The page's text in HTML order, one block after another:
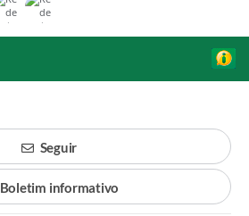
Seguir
Boletim informativo